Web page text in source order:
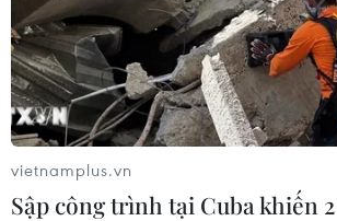
vietnamplus.vn
Sập công trình tại Cuba khiến